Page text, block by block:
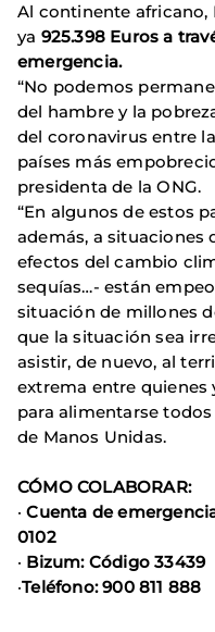
Al continente africano,
ya 925.398 Euros a
emergencia.
“No podemos
del hambre y la
del coronavirus entre
países más
presidenta de la ONG.
“En algunos de estos
además, a situaciones
efectos del cambio
sequías…- están
situación de millones
que la situación sea
asistir, de nuevo, al
extrema entre quienes
para alimentarse
de Manos Unidas.
CÓMO COLABORAR:
·Cuenta de
0102
· Bizum: Código 33439
·Teléfono: 900 811 888